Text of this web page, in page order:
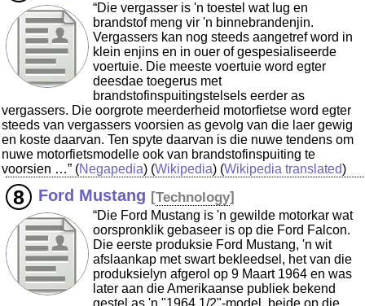
“Die vergasser is 'n toestel wat lug en
brandstof meng vir 'n binnebrandenjin.
Vergassers kan nog steeds aangetref word in
klein enjins en in ouer of gespesialiseerde
voertuie. Die meeste voertuie word egter
deesdae toegerus met
brandstofinspuitingstelsels eerder as
vergassers. Die oorgrote meerderheid motorfietse word egter
steeds van vergassers voorsien as gevolg van die laer gewig
en koste daarvan. Ten spyte daarvan is die nuwe tendens om
nuwe motorfietsmodelle ook van brandstofinspuiting te
voorsien …” (Negapedia) (Wikipedia) (Wikipedia translated)
Ford Mustang [Technology]
“Die Ford Mustang is 'n gewilde motorkar wat
oorspronklik gebaseer is op die Ford Falcon.
Die eerste produksie Ford Mustang, 'n wit
afslaankap met swart bekleedsel, het van die
produksielyn afgerol op 9 Maart 1964 en was
later aan die Amerikaanse publiek bekend